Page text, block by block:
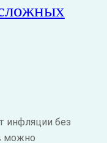
инфляции без
можно